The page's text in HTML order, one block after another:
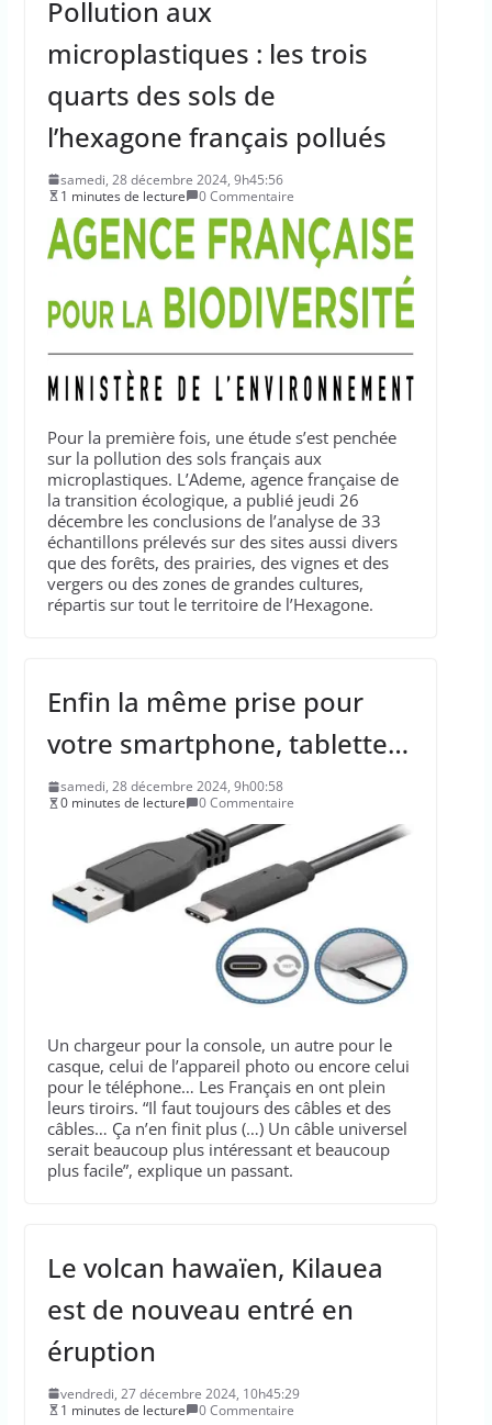
Pollution aux
microplastiques : les trois
quarts des sols de
l’hexagone français pollués
samedi, 28 décembre 2024, 9h45:56
1 minutes de lecture
0 Commentaire
Pour la première fois, une étude s’est penchée
sur la pollution des sols français aux
microplastiques. L’Ademe, agence française de
la transition écologique, a publié jeudi 26
décembre les conclusions de l’analyse de 33
échantillons prélevés sur des sites aussi divers
que des forêts, des prairies, des vignes et des
vergers ou des zones de grandes cultures,
répartis sur tout le territoire de l’Hexagone.
Enfin la même prise pour
votre smartphone, tablette…
samedi, 28 décembre 2024, 9h00:58
0 minutes de lecture
0 Commentaire
Un chargeur pour la console, un autre pour le
casque, celui de l’appareil photo ou encore celui
pour le téléphone… Les Français en ont plein
leurs tiroirs. “Il faut toujours des câbles et des
câbles… Ça n’en finit plus (…) Un câble universel
serait beaucoup plus intéressant et beaucoup
plus facile”, explique un passant.
Le volcan hawaïen, Kilauea
est de nouveau entré en
éruption
vendredi, 27 décembre 2024, 10h45:29
1 minutes de lecture
0 Commentaire